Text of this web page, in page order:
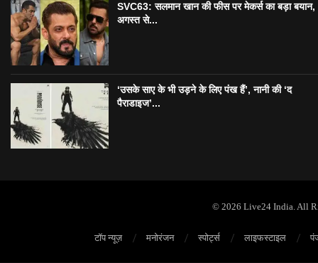
SVC63: सलमान खान की फीस पर मेकर्स का बड़ा बयान,
अगस्त से...
‘उसके साए के भी उड़ने के लिए पंख हैं’, नानी की ‘द
पैराडाइज’...
© 2026 Live24 India. All
टॉप न्यूज़ मनोरंजन स्पोर्ट्स लाइफस्टाइल